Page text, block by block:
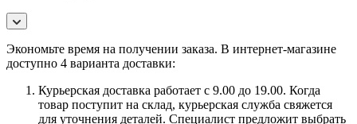
Экономьте время на получении заказа. В интернет-магазине
доступно 4 варианта доставки:
Курьерская доставка работает с 9.00 до 19.00. Когда
товар поступит на склад, курьерская служба свяжется
для уточнения деталей. Специалист предложит выбрать